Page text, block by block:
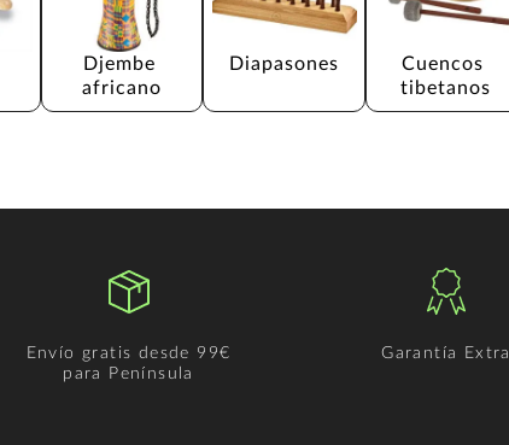
Djembe
africano
Diapasones
Cuencos
tibetanos
Envío gratis desde 99€
para Península
Garantía Extra